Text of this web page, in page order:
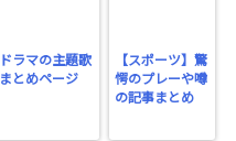
ドラマの主題歌
まとめページ
【スポーツ】驚
愕のプレーや噂
の記事まとめ